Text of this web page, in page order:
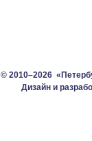
© 2010–2026
Дизайн и